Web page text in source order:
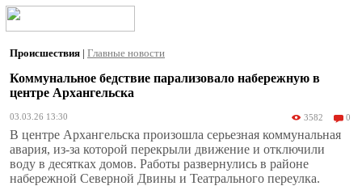
Происшествия | Главные новости
Коммунальное бедствие парализовало набережную в
центре Архангельска
03.03.26 13:30 3582 0
В центре Архангельска произошла серьезная коммунальная
авария, из-за которой перекрыли движение и отключили
воду в десятках домов. Работы развернулись в районе
набережной Северной Двины и Театрального переулка.